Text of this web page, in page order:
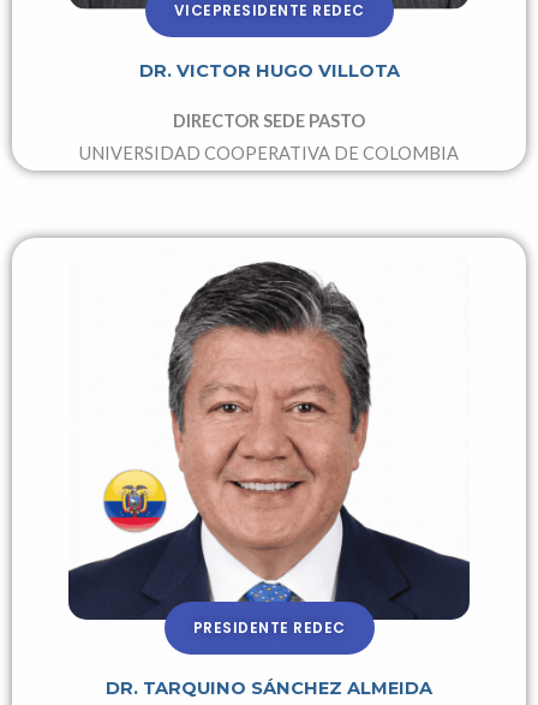
VICEPRESIDENTE REDEC
DR. VICTOR HUGO VILLOTA
DIRECTOR SEDE PASTO
UNIVERSIDAD COOPERATIVA DE COLOMBIA
PRESIDENTE REDEC
DR. TARQUINO SÁNCHEZ ALMEIDA